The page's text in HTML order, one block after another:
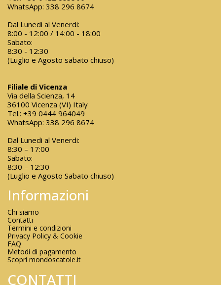
WhatsApp: 338 296 8674
Dal Lunedi al Venerdi:
8:00 - 12:00 / 14:00 - 18:00
Sabato:
8:30 - 12:30
(Luglio e Agosto sabato chiuso)
Filiale di Vicenza
Via della Scienza, 14
36100 Vicenza (VI) Italy
Tel.: +39 0444 964049
WhatsApp: 338 296 8674
Dal Lunedi al Venerdi:
8:30 – 17:00
Sabato:
8:30 – 12:30
(Luglio e Agosto Sabato chiuso)
Informazioni
Chi siamo
Contatti
Termini e condizioni
Privacy Policy & Cookie
FAQ
Metodi di pagamento
Scopri mondoscatole.it
CONTATTI